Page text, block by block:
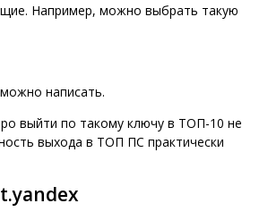
Например, можно выбрать такую
написать.
выйти по такому ключу в ТОП-10 не
выхода в ТОП ПС практически